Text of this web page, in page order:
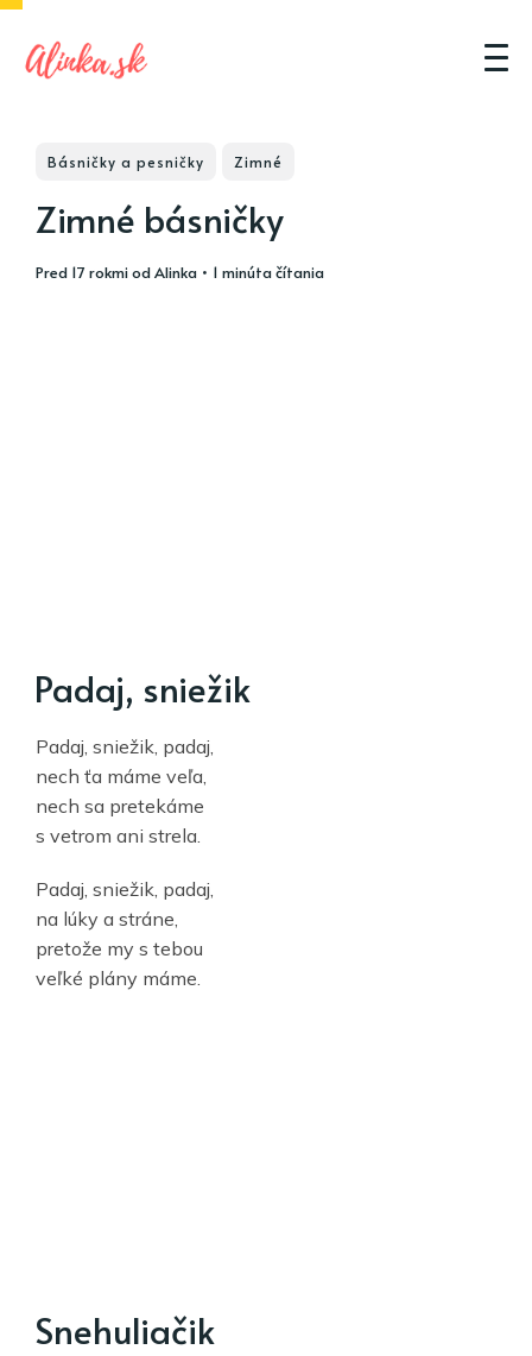
Básničky a pesničky Zimné
Zimné básničky
pred 17 rokmiodAlinka • 1 minúta čítania
Padaj, sniežik
Padaj, sniežik, padaj,
nech ťa máme veľa,
nech sa pretekáme
s vetrom ani strela.
Padaj, sniežik, padaj,
na lúky a stráne,
pretože my s tebou
veľké plány máme.
Snehuliačik